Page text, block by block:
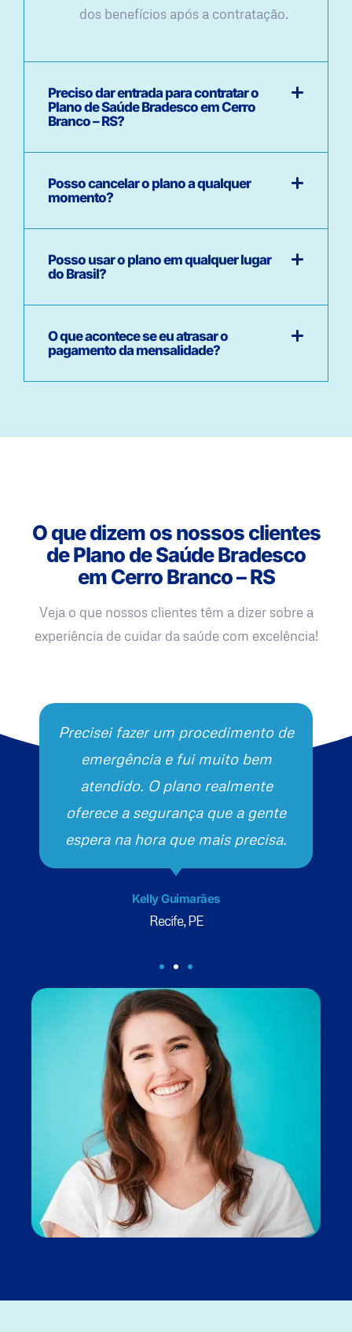
dos benefícios após a contratação.
Preciso dar entrada para contratar o
Plano de Saúde Bradesco em Cerro
Branco – RS?
Posso cancelar o plano a qualquer
momento?
Posso usar o plano em qualquer lugar
do Brasil?
O que acontece se eu atrasar o
pagamento da mensalidade?
O que dizem os nossos clientes
de Plano de Saúde Bradesco
em Cerro Branco – RS
Veja o que nossos clientes têm a dizer sobre a
experiência de cuidar da saúde com excelência!
Precisei fazer um procedimento de
emergência e fui muito bem
atendido. O plano realmente
oferece a segurança que a gente
espera na hora que mais precisa.
Kelly Guimarães
Recife, PE